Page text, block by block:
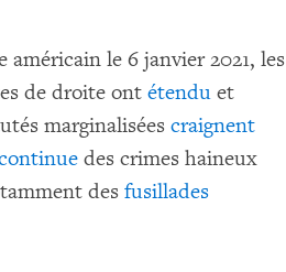
le 6 janvier 2021, les
de droite ontétendu et
marginaliséescraignent
des crimes haineux
desfusillades